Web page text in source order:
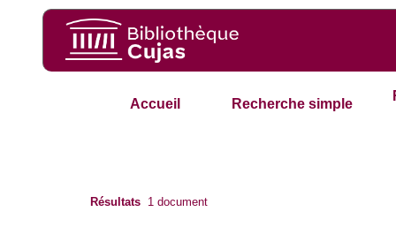
Accueil Recherche simple
Résultats 1 document